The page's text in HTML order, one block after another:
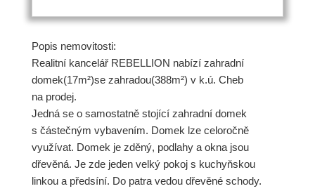
Popis nemovitosti:
Realitní kancelář REBELLION nabízí zahradní
domek(17m²)se zahradou(388m²) v k.ú. Cheb
na prodej.
Jedná se o samostatně stojící zahradní domek
s částečným vybavením. Domek lze celoročně
využívat. Domek je zděný, podlahy a okna jsou
dřevěná. Je zde jeden velký pokoj s kuchyňskou
linkou a předsíní. Do patra vedou dřevěné schody.